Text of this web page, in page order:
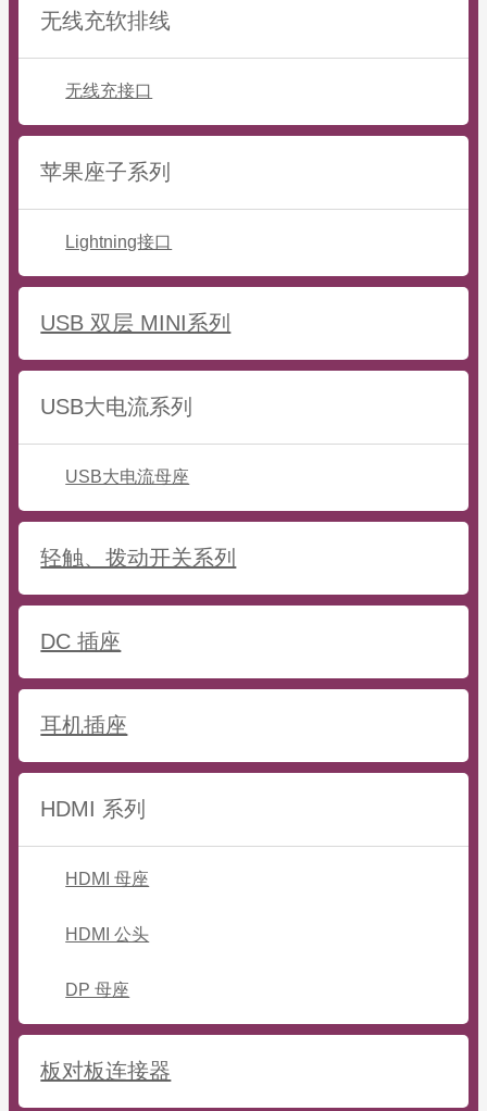
无线充软排线
无线充接口
苹果座子系列
Lightning接口
USB 双层 MINI系列
USB大电流系列
USB大电流母座
轻触、拨动开关系列
DC 插座
耳机插座
HDMI 系列
HDMI 母座
HDMI 公头
DP 母座
板对板连接器